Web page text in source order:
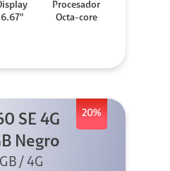
6.67"
Procesador
Octa-core
20%
SE 4G
Negro
/ 4G